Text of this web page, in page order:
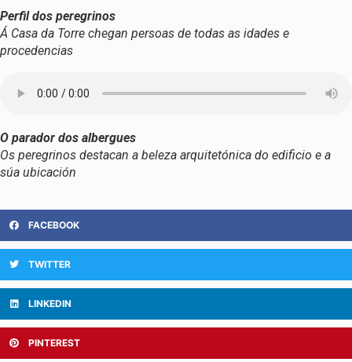
Perfil dos peregrinos
Á Casa da Torre chegan persoas de todas as idades e
procedencias
O parador dos albergues
Os peregrinos destacan a beleza arquitetónica do edificio e a
súa ubicación
FACEBOOK
TWITTER
LINKEDIN
PINTEREST